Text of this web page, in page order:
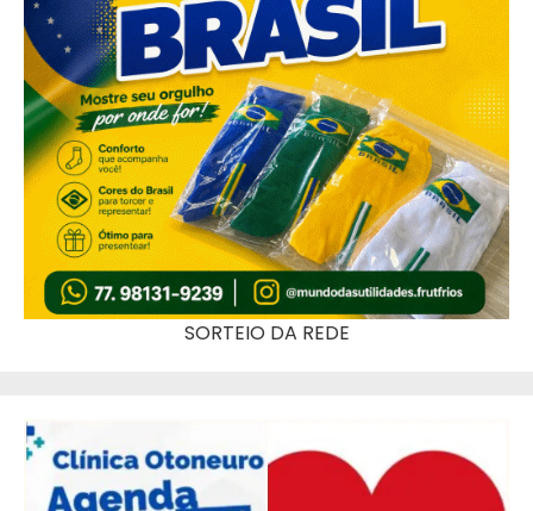
SORTEIO DA REDE